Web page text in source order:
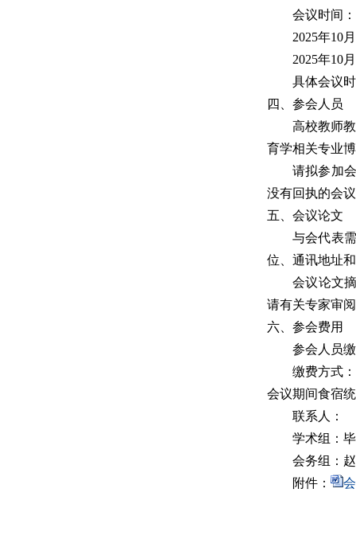
会议时间：
2025年10
2025年10
具体会议
四、参会人员
高校教师
育学相关专业
请拟参加
没有回执的会
五、会议论文
与会代表
位、通讯地址
会议论文
请有关专家审
六、参会费用
参会人员
缴费方式
会议期间食宿
联系人：
学术组：
会务组：
附件：